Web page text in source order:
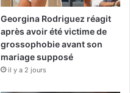
Georgina Rodriguez réagit
après avoir été victime de
grossophobie avant son
mariage supposé
il y a 2 jours